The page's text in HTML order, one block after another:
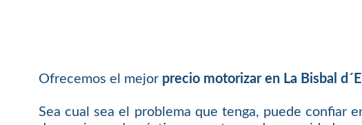
Ofrecemos el mejor precio motorizar en La Bisbal
Sea cual sea el problema que tenga, puede confiar